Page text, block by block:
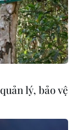
lý, bảo vệ